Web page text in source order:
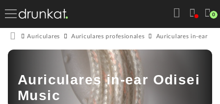
0
Auriculares Auriculares profesionales Auriculares in-ear
Auriculares in-ear Odisei
Music